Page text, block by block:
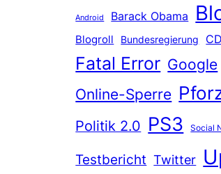
Android Barack Obama
Blogroll Bundesregierung
Fatal Error Google
Online-Sperre
Politik 2.0 PS3 Social
Testbericht Twitter